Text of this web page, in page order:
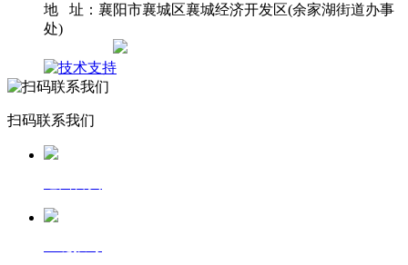
地 址：襄阳市襄城区襄城经济开发区(余家湖街道办事
处)
扫码联系我们